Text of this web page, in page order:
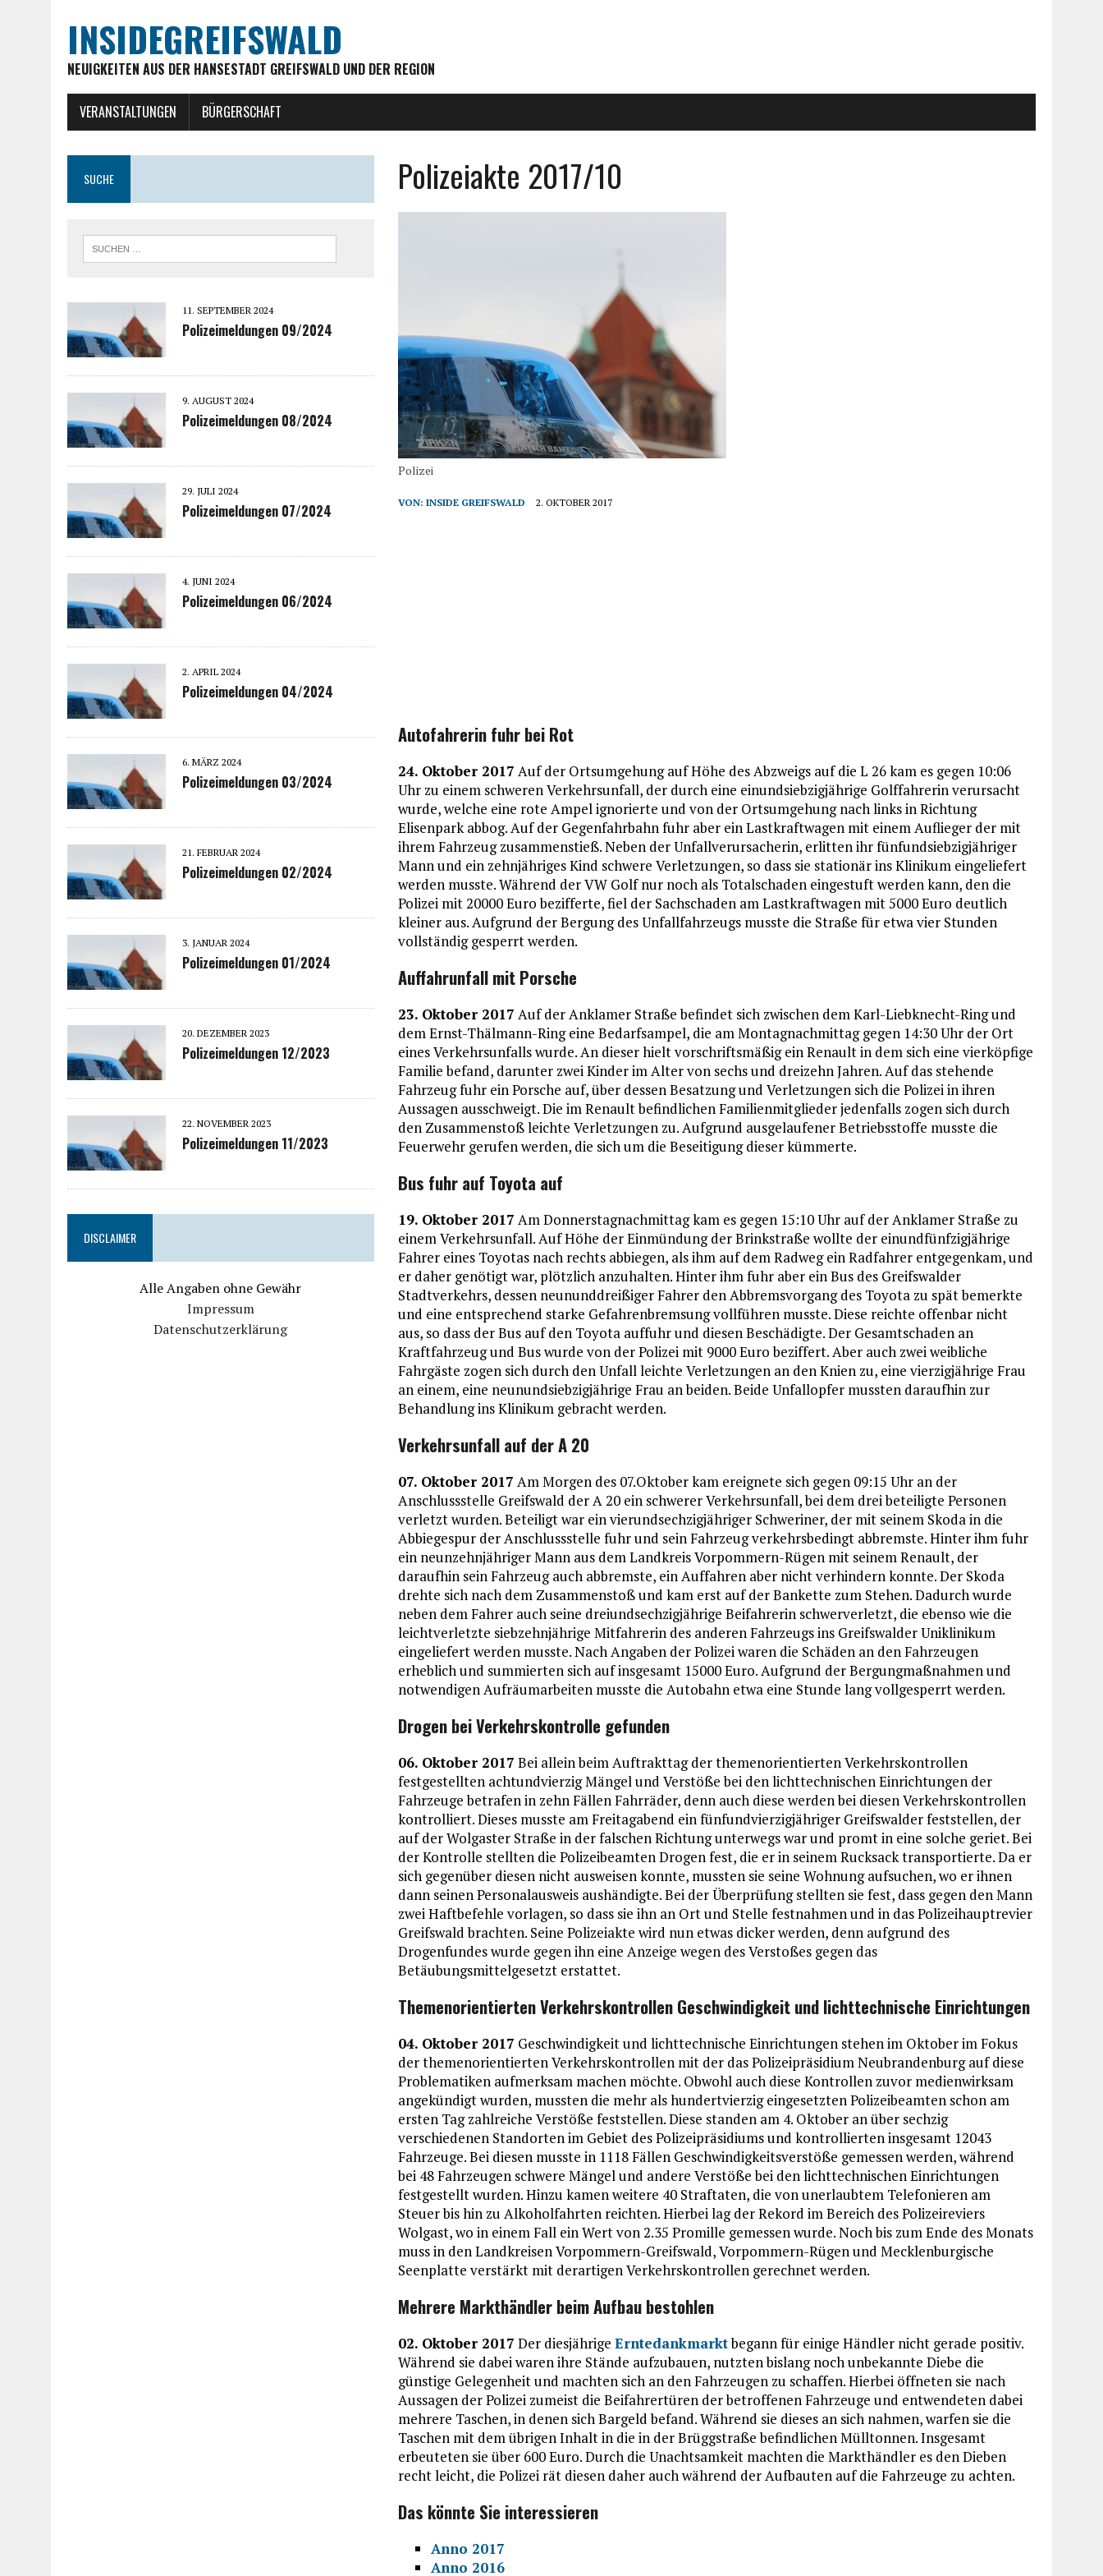
INSIDEGREIFSWALD
NEUIGKEITEN AUS DER HANSESTADT GREIFSWALD UND DER REGION
VERANSTALTUNGEN BÜRGERSCHAFT
Polizeiakte 2017/10
Polizei
VON:INSIDE GREIFSWALD 2. OKTOBER 2017
Autofahrerin fuhr bei Rot
24. Oktober 2017 Auf der Ortsumgehung auf Höhe des Abzweigs auf die L 26 kam es gegen 10:06
Uhr zu einem schweren Verkehrsunfall, der durch eine einundsiebzigjährige Golffahrerin verursacht
wurde, welche eine rote Ampel ignorierte und von der Ortsumgehung nach links in Richtung
Elisenpark abbog. Auf der Gegenfahrbahn fuhr aber ein Lastkraftwagen mit einem Auflieger der mit
ihrem Fahrzeug zusammenstieß. Neben der Unfallverursacherin, erlitten ihr fünfundsiebzigjähriger
Mann und ein zehnjähriges Kind schwere Verletzungen, so dass sie stationär ins Klinikum eingeliefert
werden musste. Während der VW Golf nur noch als Totalschaden eingestuft werden kann, den die
Polizei mit 20000 Euro bezifferte, fiel der Sachschaden am Lastkraftwagen mit 5000 Euro deutlich
kleiner aus. Aufgrund der Bergung des Unfallfahrzeugs musste die Straße für etwa vier Stunden
vollständig gesperrt werden.
Auffahrunfall mit Porsche
23. Oktober 2017 Auf der Anklamer Straße befindet sich zwischen dem Karl-Liebknecht-Ring und
dem Ernst-Thälmann-Ring eine Bedarfsampel, die am Montagnachmittag gegen 14:30 Uhr der Ort
eines Verkehrsunfalls wurde. An dieser hielt vorschriftsmäßig ein Renault in dem sich eine vierköpfige
Familie befand, darunter zwei Kinder im Alter von sechs und dreizehn Jahren. Auf das stehende
Fahrzeug fuhr ein Porsche auf, über dessen Besatzung und Verletzungen sich die Polizei in ihren
Aussagen ausschweigt. Die im Renault befindlichen Familienmitglieder jedenfalls zogen sich durch
den Zusammenstoß leichte Verletzungen zu. Aufgrund ausgelaufener Betriebsstoffe musste die
Feuerwehr gerufen werden, die sich um die Beseitigung dieser kümmerte.
Bus fuhr auf Toyota auf
19. Oktober 2017 Am Donnerstagnachmittag kam es gegen 15:10 Uhr auf der Anklamer Straße zu
einem Verkehrsunfall. Auf Höhe der Einmündung der Brinkstraße wollte der einundfünfzigjährige
Fahrer eines Toyotas nach rechts abbiegen, als ihm auf dem Radweg ein Radfahrer entgegenkam, und
er daher genötigt war, plötzlich anzuhalten. Hinter ihm fuhr aber ein Bus des Greifswalder
Stadtverkehrs, dessen neununddreißiger Fahrer den Abbremsvorgang des Toyota zu spät bemerkte
und eine entsprechend starke Gefahrenbremsung vollführen musste. Diese reichte offenbar nicht
aus, so dass der Bus auf den Toyota auffuhr und diesen Beschädigte. Der Gesamtschaden an
Kraftfahrzeug und Bus wurde von der Polizei mit 9000 Euro beziffert. Aber auch zwei weibliche
Fahrgäste zogen sich durch den Unfall leichte Verletzungen an den Knien zu, eine vierzigjährige Frau
an einem, eine neunundsiebzigjährige Frau an beiden. Beide Unfallopfer mussten daraufhin zur
Behandlung ins Klinikum gebracht werden.
Verkehrsunfall auf der A 20
07. Oktober 2017 Am Morgen des 07.Oktober kam ereignete sich gegen 09:15 Uhr an der
Anschlussstelle Greifswald der A 20 ein schwerer Verkehrsunfall, bei dem drei beteiligte Personen
verletzt wurden. Beteiligt war ein vierundsechzigjähriger Schweriner, der mit seinem Skoda in die
Abbiegespur der Anschlussstelle fuhr und sein Fahrzeug verkehrsbedingt abbremste. Hinter ihm fuhr
ein neunzehnjähriger Mann aus dem Landkreis Vorpommern-Rügen mit seinem Renault, der
daraufhin sein Fahrzeug auch abbremste, ein Auffahren aber nicht verhindern konnte. Der Skoda
drehte sich nach dem Zusammenstoß und kam erst auf der Bankette zum Stehen. Dadurch wurde
neben dem Fahrer auch seine dreiundsechzigjährige Beifahrerin schwerverletzt, die ebenso wie die
leichtverletzte siebzehnjährige Mitfahrerin des anderen Fahrzeugs ins Greifswalder Uniklinikum
eingeliefert werden musste. Nach Angaben der Polizei waren die Schäden an den Fahrzeugen
erheblich und summierten sich auf insgesamt 15000 Euro. Aufgrund der Bergungmaßnahmen und
notwendigen Aufräumarbeiten musste die Autobahn etwa eine Stunde lang vollgesperrt werden.
Drogen bei Verkehrskontrolle gefunden
06. Oktober 2017 Bei allein beim Auftrakttag der themenorientierten Verkehrskontrollen
festgestellten achtundvierzig Mängel und Verstöße bei den lichttechnischen Einrichtungen der
Fahrzeuge betrafen in zehn Fällen Fahrräder, denn auch diese werden bei diesen Verkehrskontrollen
kontrolliert. Dieses musste am Freitagabend ein fünfundvierzigjähriger Greifswalder feststellen, der
auf der Wolgaster Straße in der falschen Richtung unterwegs war und promt in eine solche geriet. Bei
der Kontrolle stellten die Polizeibeamten Drogen fest, die er in seinem Rucksack transportierte. Da er
sich gegenüber diesen nicht ausweisen konnte, mussten sie seine Wohnung aufsuchen, wo er ihnen
dann seinen Personalausweis aushändigte. Bei der Überprüfung stellten sie fest, dass gegen den Mann
zwei Haftbefehle vorlagen, so dass sie ihn an Ort und Stelle festnahmen und in das Polizeihauptrevier
Greifswald brachten. Seine Polizeiakte wird nun etwas dicker werden, denn aufgrund des
Drogenfundes wurde gegen ihn eine Anzeige wegen des Verstoßes gegen das
Betäubungsmittelgesetzt erstattet.
Themenorientierten Verkehrskontrollen Geschwindigkeit und lichttechnische Einrichtungen
04. Oktober 2017 Geschwindigkeit und lichttechnische Einrichtungen stehen im Oktober im Fokus
der themenorientierten Verkehrskontrollen mit der das Polizeipräsidium Neubrandenburg auf diese
Problematiken aufmerksam machen möchte. Obwohl auch diese Kontrollen zuvor medienwirksam
angekündigt wurden, mussten die mehr als hundertvierzig eingesetzten Polizeibeamten schon am
ersten Tag zahlreiche Verstöße feststellen. Diese standen am 4. Oktober an über sechzig
verschiedenen Standorten im Gebiet des Polizeipräsidiums und kontrollierten insgesamt 12043
Fahrzeuge. Bei diesen musste in 1118 Fällen Geschwindigkeitsverstöße gemessen werden, während
bei 48 Fahrzeugen schwere Mängel und andere Verstöße bei den lichttechnischen Einrichtungen
festgestellt wurden. Hinzu kamen weitere 40 Straftaten, die von unerlaubtem Telefonieren am
Steuer bis hin zu Alkoholfahrten reichten. Hierbei lag der Rekord im Bereich des Polizeireviers
Wolgast, wo in einem Fall ein Wert von 2.35 Promille gemessen wurde. Noch bis zum Ende des Monats
muss in den Landkreisen Vorpommern-Greifswald, Vorpommern-Rügen und Mecklenburgische
Seenplatte verstärkt mit derartigen Verkehrskontrollen gerechnet werden.
Mehrere Markthändler beim Aufbau bestohlen
02. Oktober 2017 Der diesjährigeErntedankmarktbegann für einige Händler nicht gerade positiv.
Während sie dabei waren ihre Stände aufzubauen, nutzten bislang noch unbekannte Diebe die
günstige Gelegenheit und machten sich an den Fahrzeugen zu schaffen. Hierbei öffneten sie nach
Aussagen der Polizei zumeist die Beifahrertüren der betroffenen Fahrzeuge und entwendeten dabei
mehrere Taschen, in denen sich Bargeld befand. Während sie dieses an sich nahmen, warfen sie die
Taschen mit dem übrigen Inhalt in die in der Brüggstraße befindlichen Mülltonnen. Insgesamt
erbeuteten sie über 600 Euro. Durch die Unachtsamkeit machten die Markthändler es den Dieben
recht leicht, die Polizei rät diesen daher auch während der Aufbauten auf die Fahrzeuge zu achten.
Das könnte Sie interessieren
Anno 2017
Anno 2016
SUCHE
11. SEPTEMBER 2024
Polizeimeldungen 09/2024
9. AUGUST 2024
Polizeimeldungen 08/2024
29. JULI 2024
Polizeimeldungen 07/2024
4. JUNI 2024
Polizeimeldungen 06/2024
2. APRIL 2024
Polizeimeldungen 04/2024
6. MÄRZ 2024
Polizeimeldungen 03/2024
21. FEBRUAR 2024
Polizeimeldungen 02/2024
3. JANUAR 2024
Polizeimeldungen 01/2024
20. DEZEMBER 2023
Polizeimeldungen 12/2023
22. NOVEMBER 2023
Polizeimeldungen 11/2023
DISCLAIMER
Alle Angaben ohne Gewähr
Impressum
Datenschutzerklärung